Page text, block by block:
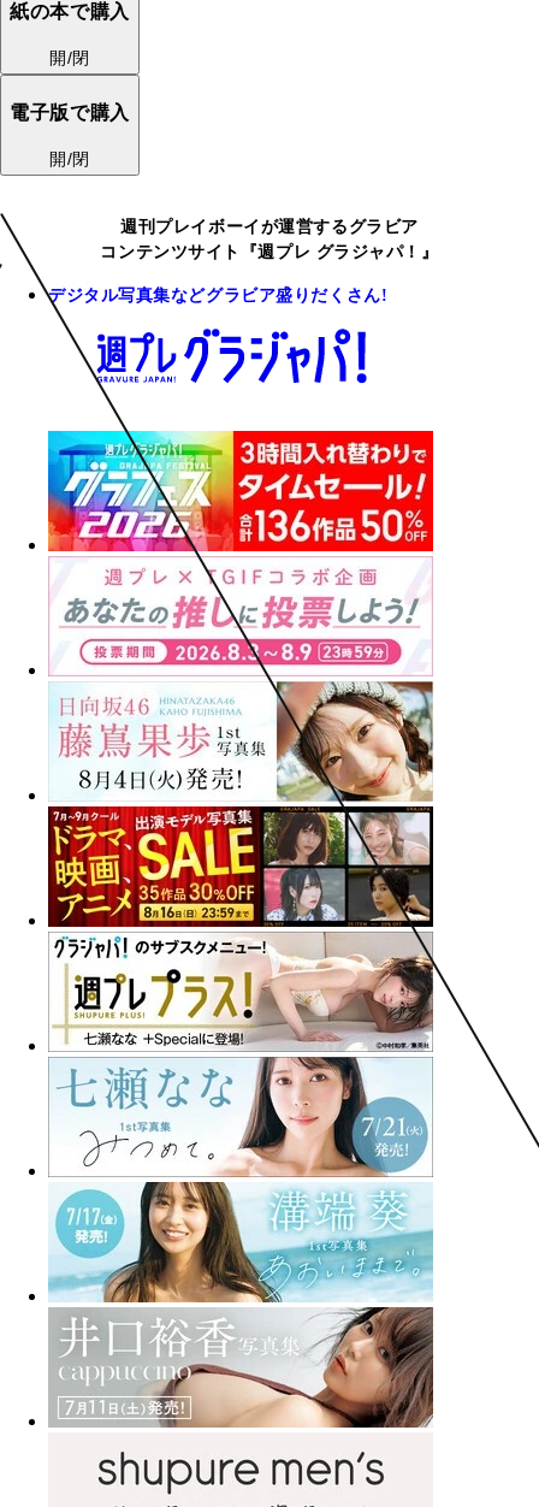
紙の本で購入
開/閉
電子版で購入
開/閉
週刊プレイボーイが運営するグラビア
コンテンツサイト『週プレ グラジャパ！』
デジタル写真集などグラビア盛りだくさん!